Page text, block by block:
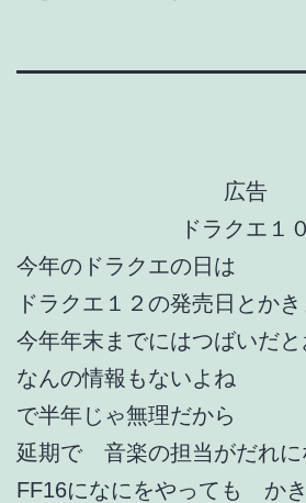
広告
ドラクエ１０
今年のドラクエの日は
ドラクエ１２の発売日とか
今年年末までにはつばいだ
なんの情報もないよね
で半年じゃ無理だから
延期で 音楽の担当がだれに
FF16になにをやっても か